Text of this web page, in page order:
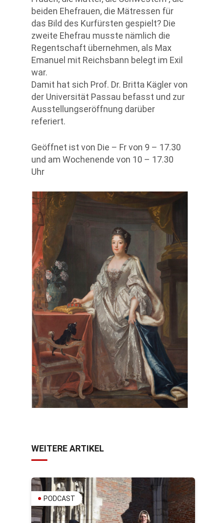
beiden Ehefrauen, die Mätressen für
das Bild des Kurfürsten gespielt? Die
zweite Ehefrau musste nämlich die
Regentschaft übernehmen, als Max
Emanuel mit Reichsbann belegt im Exil
war.
Damit hat sich Prof. Dr. Britta Kägler von
der Universität Passau befasst und zur
Ausstellungseröffnung darüber
referiert.
Geöffnet ist von Die – Fr von 9 – 17.30
und am Wochenende von 10 – 17.30
Uhr
WEITERE ARTIKEL
PODCAST